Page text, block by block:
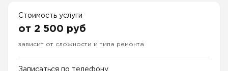
Стоимость услуги
от 2 500 руб
зависит от сложности и типа ремонта
Записаться по телефону